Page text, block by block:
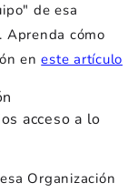
de esa
Aprenda cómo
eneste artículo
acceso a lo
Organización